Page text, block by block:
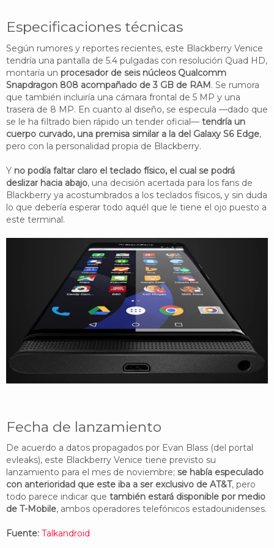
Especificaciones técnicas
Según rumores y reportes recientes, este Blackberry Venice
tendría una pantalla de 5.4 pulgadas con resolución Quad HD,
montaría un procesador de seis núcleos Qualcomm
Snapdragon 808 acompañado de 3 GB de RAM. Se rumora
que también incluiría una cámara frontal de 5 MP y una
trasera de 8 MP. En cuanto al diseño, se especula —dado que
se le ha filtrado bien rápido un tender oficial— tendría un
cuerpo curvado, una premisa similar a la del Galaxy S6 Edge,
pero con la personalidad propia de Blackberry.
Y no podía faltar claro el teclado físico, el cual se podrá
deslizar hacia abajo, una decisión acertada para los fans de
Blackberry ya acostumbrados a los teclados físicos, y sin duda
lo que debería esperar todo aquél que le tiene el ojo puesto a
este terminal.
Fecha de lanzamiento
De acuerdo a datos propagados por Evan Blass (del portal
evleaks), este Blackberry Venice tiene previsto su
lanzamiento para el mes de noviembre; se había especulado
con anterioridad que este iba a ser exclusivo de AT&T, pero
todo parece indicar que también estará disponible por medio
de T-Mobile, ambos operadores telefónicos estadounidenses.
Fuente: Talkandroid